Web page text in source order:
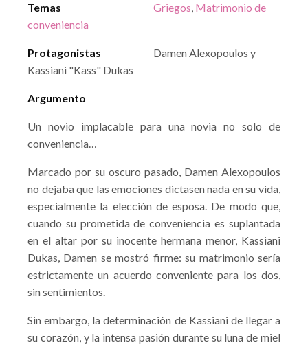
Temas Griegos, Matrimonio de
conveniencia
Protagonistas
Damen Alexopoulos y
Kassiani "Kass" Dukas
Argumento
Un novio implacable para una novia no solo de
conveniencia…
Marcado por su oscuro pasado, Damen Alexopoulos
no dejaba que las emociones dictasen nada en su vida,
especialmente la elección de esposa. De modo que,
cuando su prometida de conveniencia es suplantada
en el altar por su inocente hermana menor, Kassiani
Dukas, Damen se mostró firme: su matrimonio sería
estrictamente un acuerdo conveniente para los dos,
sin sentimientos.
Sin embargo, la determinación de Kassiani de llegar a
su corazón, y la intensa pasión durante su luna de miel